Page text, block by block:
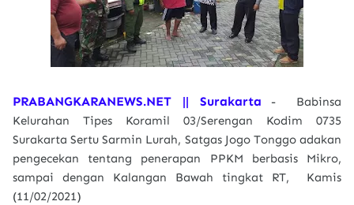
PRABANGKARANEWS.NET || Surakarta - Babinsa
Kelurahan Tipes Koramil 03/Serengan Kodim 0735
Surakarta Sertu Sarmin Lurah, Satgas Jogo Tonggo adakan
pengecekan tentang penerapan PPKM berbasis Mikro,
sampai dengan Kalangan Bawah tingkat RT, Kamis
(11/02/2021)